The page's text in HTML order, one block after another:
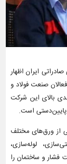
ایران اظهار
صنعت فولاد و
بالای این شرکت
پایین‌دستی است.
از ورق‌های مختلف
لوله‌سازی،
و ساختمان را